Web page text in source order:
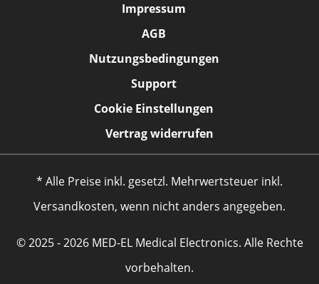
Impressum
AGB
Nutzungsbedingungen
Support
Cookie Einstellungen
Vertrag widerrufen
* Alle Preise inkl. gesetzl. Mehrwertsteuer inkl.
Versandkosten, wenn nicht anders angegeben.
© 2025 - 2026 MED-EL Medical Electronics. Alle Rechte
vorbehalten.